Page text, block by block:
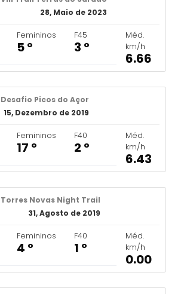
28, Maio de 2023
Femininos
5 º
F45
3 º
Méd.
km/h
6.66
Desafio Picos do Açor
15, Dezembro de 2019
Femininos
17 º
F40
2 º
Méd.
km/h
6.43
Torres Novas Night Trail
31, Agosto de 2019
Femininos
4 º
F40
1 º
Méd.
km/h
0.00